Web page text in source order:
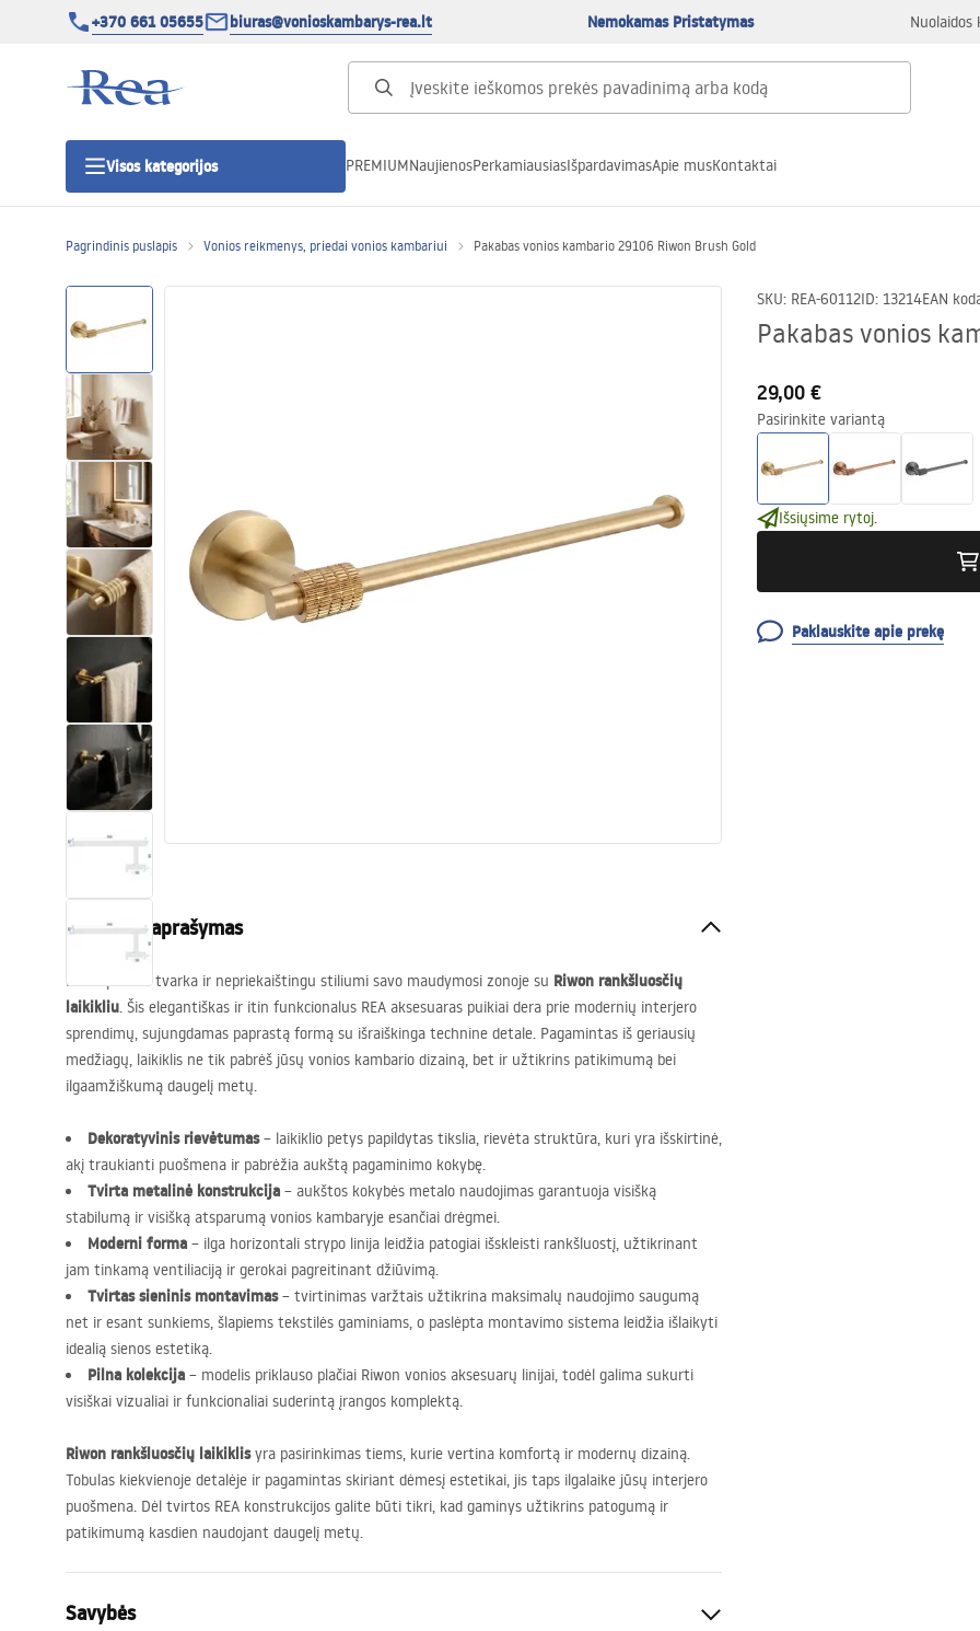
+370 661 05655 biuras@vonioskambarys-rea.lt Nemokamas Pristatymas Nuolaidos
Visos kategorijos
Dušo durys
Linijiniai dušo kanalai
Tualetai
Praustuvas
Vonios ir ekranai
Vonios maišytuvai
Vonios dušai
PREMIUMNaujienosPerkamiausiasIšpardavimasApie musKontaktai
Pagrindinis puslapis Vonios reikmenys, priedai vonios kambariui Pakabas vonios kambario 29106 Riwon Brush Gold
SKU: REA-60112ID: 13214EAN
Pakabas vonios
29,00 €
Pasirinkite variantą
Išsiųsime rytoj.
Paklauskite apie prekę
Produkto aprašymas
Pasirūpinkite tvarka ir nepriekaištingu stiliumi savo maudymosi zonoje su Riwon rankšluosčių
laikikliu. Šis elegantiškas ir itin funkcionalus REA aksesuaras puikiai dera prie modernių interjero
sprendimų, sujungdamas paprastą formą su išraiškinga technine detale. Pagamintas iš geriausių
medžiagų, laikiklis ne tik pabrėš jūsų vonios kambario dizainą, bet ir užtikrins patikimumą bei
ilgaamžiškumą daugelį metų.
Dekoratyvinis rievėtumas– laikiklio petys papildytas tikslia, rievėta struktūra, kuri yra išskirtinė,
akį traukianti puošmena ir pabrėžia aukštą pagaminimo kokybę.
Tvirta metalinė konstrukcija – aukštos kokybės metalo naudojimas garantuoja visišką
stabilumą ir visišką atsparumą vonios kambaryje esančiai drėgmei.
Moderni forma – ilga horizontali strypo linija leidžia patogiai išskleisti rankšluostį, užtikrinant
jam tinkamą ventiliaciją ir gerokai pagreitinant džiūvimą.
Tvirtas sieninis montavimas– tvirtinimas varžtais užtikrina maksimalų naudojimo saugumą
net ir esant sunkiems, šlapiems tekstilės gaminiams, o paslėpta montavimo sistema leidžia išlaikyti
idealią sienos estetiką.
Pilna kolekcija – modelis priklauso plačiai Riwon vonios aksesuarų linijai, todėl galima sukurti
visiškai vizualiai ir funkcionaliai suderintą įrangos komplektą.
Riwon rankšluosčių laikiklisyra pasirinkimas tiems, kurie vertina komfortą ir modernų dizainą.
Tobulas kiekvienoje detalėje ir pagamintas skiriant dėmesį estetikai, jis taps ilgalaike jūsų interjero
puošmena. Dėl tvirtos REA konstrukcijos galite būti tikri, kad gaminys užtikrins patogumą ir
patikimumą kasdien naudojant daugelį metų.
Savybės